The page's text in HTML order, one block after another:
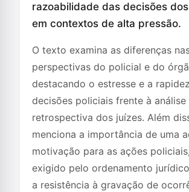
razoabilidade das decisões
em contextos de alta pressão.
O texto examina as diferenças
perspectivas do policial e do
destacando o estresse e a
decisões policiais frente à análise
retrospectiva dos juízes. Além
menciona a importância de uma
motivação para as ações
exigido pelo ordenamento
a resistência à gravação de